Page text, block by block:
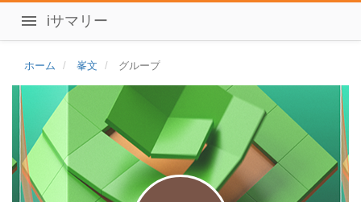
iサマリー
ホーム 峯文 グループ